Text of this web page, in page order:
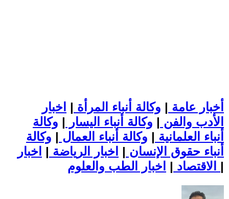
أخبار عامة | وكالة أنباء المرأة | اخبار
الأدب والفن | وكالة أنباء اليسار | وكالة
أنباء العلمانية | وكالة أنباء العمال | وكالة
أنباء حقوق الإنسان | اخبار الرياضة | اخبار
الاقتصاد | |